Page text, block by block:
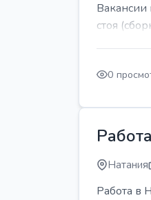
стоя
0
Натания
Работа в